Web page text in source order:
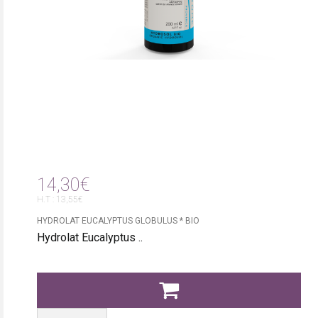
14,30€
H.T : 13,55€
HYDROLAT EUCALYPTUS GLOBULUS * BIO
Hydrolat Eucalyptus ..